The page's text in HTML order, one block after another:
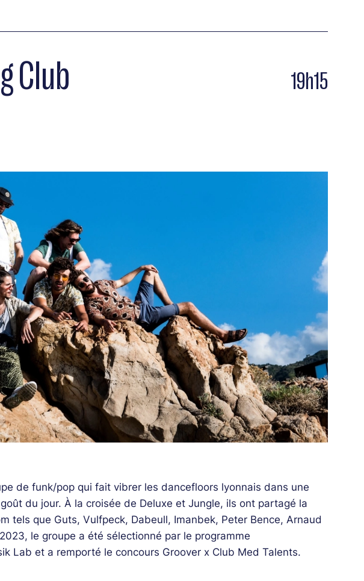
Club 19h15
de funk/pop qui fait vibrer les dancefloors lyonnais dans une
du jour. À la croisée de Deluxe et Jungle, ils ont partagé la
tels que Guts, Vulfpeck, Dabeull, Imanbek, Peter Bence, Arnaud
le groupe a été sélectionné par le programme
Lab et a remporté le concours Groover x Club Med Talents.